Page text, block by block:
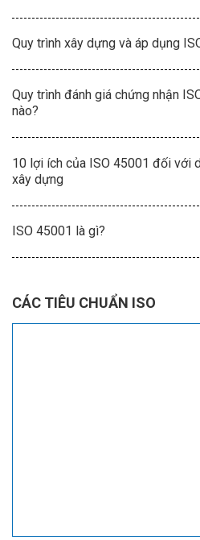
Quy trình xây dựng và áp dụng
Quy trình đánh giá chứng nhận
nào?
10 lợi ích của ISO 45001 đối với
xây dựng
ISO 45001 là gì?
CÁC TIÊU CHUẨN ISO